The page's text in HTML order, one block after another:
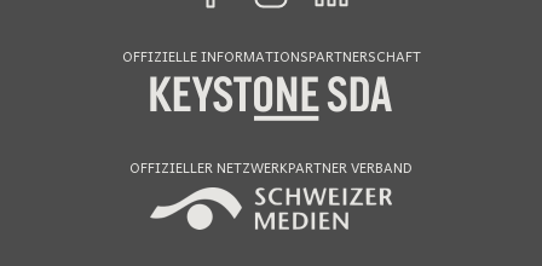
OFFIZIELLE INFORMATIONSPARTNERSCHAFT
OFFIZIELLER NETZWERKPARTNER VERBAND